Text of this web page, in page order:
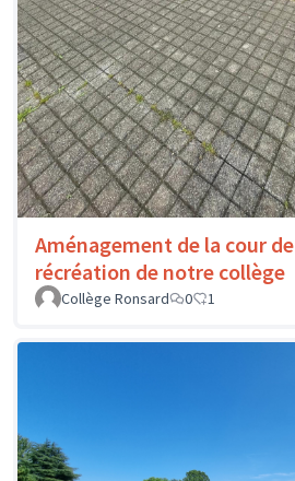
Aménagement de la cour de
récréation de notre collège
Collège Ronsard
0 1